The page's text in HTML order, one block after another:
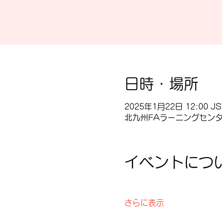
日時・場所
2025年1月22日 12:00
北九州FAラーニングセン
イベントにつ
さらに表示